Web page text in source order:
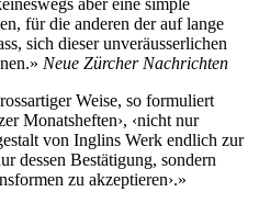
für die anderen der auf lange
sich dieser unveräusserlichen
Neue Zürcher Nachrichten
Weise, so formuliert
Monatsheften›, ‹nicht nur
von Inglins Werk endlich zur
dessen Bestätigung, sondern
zu akzeptieren›.»